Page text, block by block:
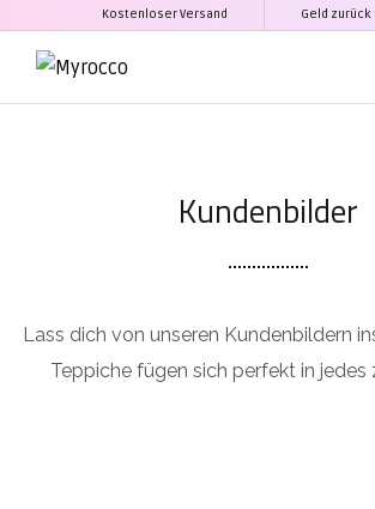
Kostenloser Versand Geld zurück
Kundenbilder
Lass dich von unseren Kundenbildern
Teppiche fügen sich perfekt in jedes